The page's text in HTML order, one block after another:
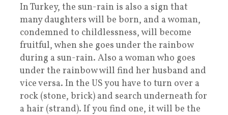
In Turkey, the sun-rain is also a sign that
many daughters will be born, and a woman,
condemned to childlessness, will become
fruitful, when she goes under the rainbow
during a sun-rain. Also a woman who goes
under the rainbow will find her husband and
vice versa. In the US you have to turn over a
rock (stone, brick) and search underneath for
a hair (strand). If you find one, it will be the